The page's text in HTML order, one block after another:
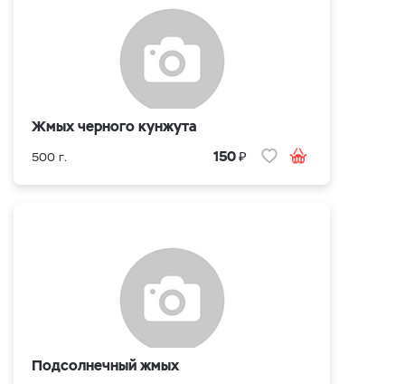
Жмых черного кунжута
500 г. 150₽
Подсолнечный жмых